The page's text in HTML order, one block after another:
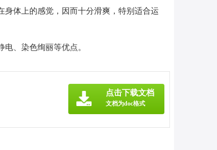
体上的感觉，因而十分滑爽，特别适合运
、染色绚丽等优点。
点击下载文档
文档为doc格式